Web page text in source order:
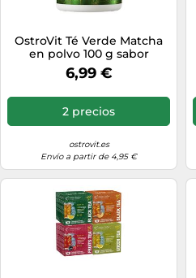
OstroVit Té Verde Matcha
en polvo 100 g sabor
natural
6,99 €
2 precios
ostrovit.es
Envío a partir de 4,95 €